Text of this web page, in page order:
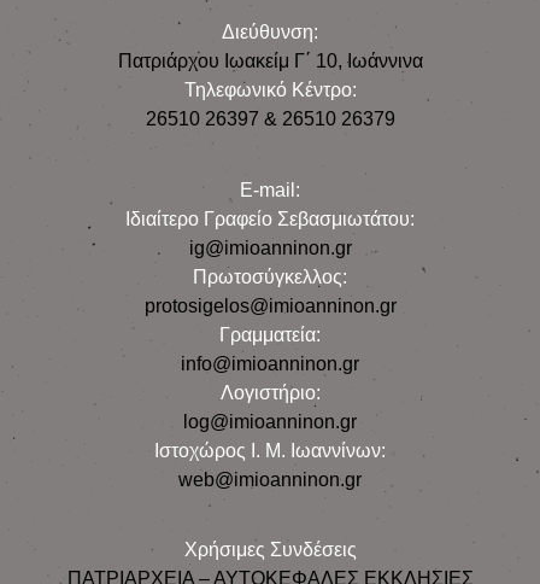
Διεύθυνση:
Πατριάρχου Ιωακείμ Γ΄ 10, Iωάννινα
Τηλεφωνικό Κέντρο:
26510 26397 & 26510 26379
E-mail:
Iδιαίτερο Γραφείο Σεβασμιωτάτου:
ig@imioanninon.gr
Πρωτοσύγκελλος:
protosigelos@imioanninon.gr
Γραμματεία:
info@imioanninon.gr
Λογιστήριο:
log@imioanninon.gr
Ιστοχώρος Ι. Μ. Ιωαννίνων:
web@imioanninon.gr
Χρήσιμες Συνδέσεις
ΠΑΤΡΙΑΡΧΕΙΑ – ΑΥΤΟΚΕΦΑΛΕΣ ΕΚΚΛΗΣΙΕΣ